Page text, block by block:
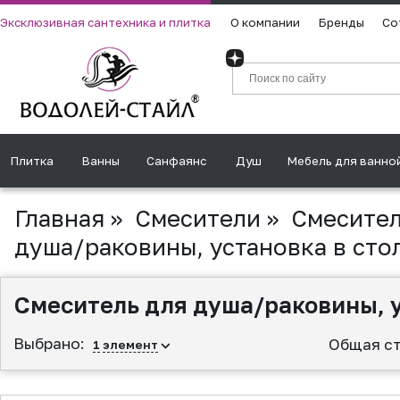
Эксклюзивная сантехника и плитка О компании Бренды
Плитка Ванны Санфаянс Душ Мебель для
Главная » Смесители »
душа/раковины, установка в
Смеситель для душа/раковины,
Выбрано: 1 элемент Общая